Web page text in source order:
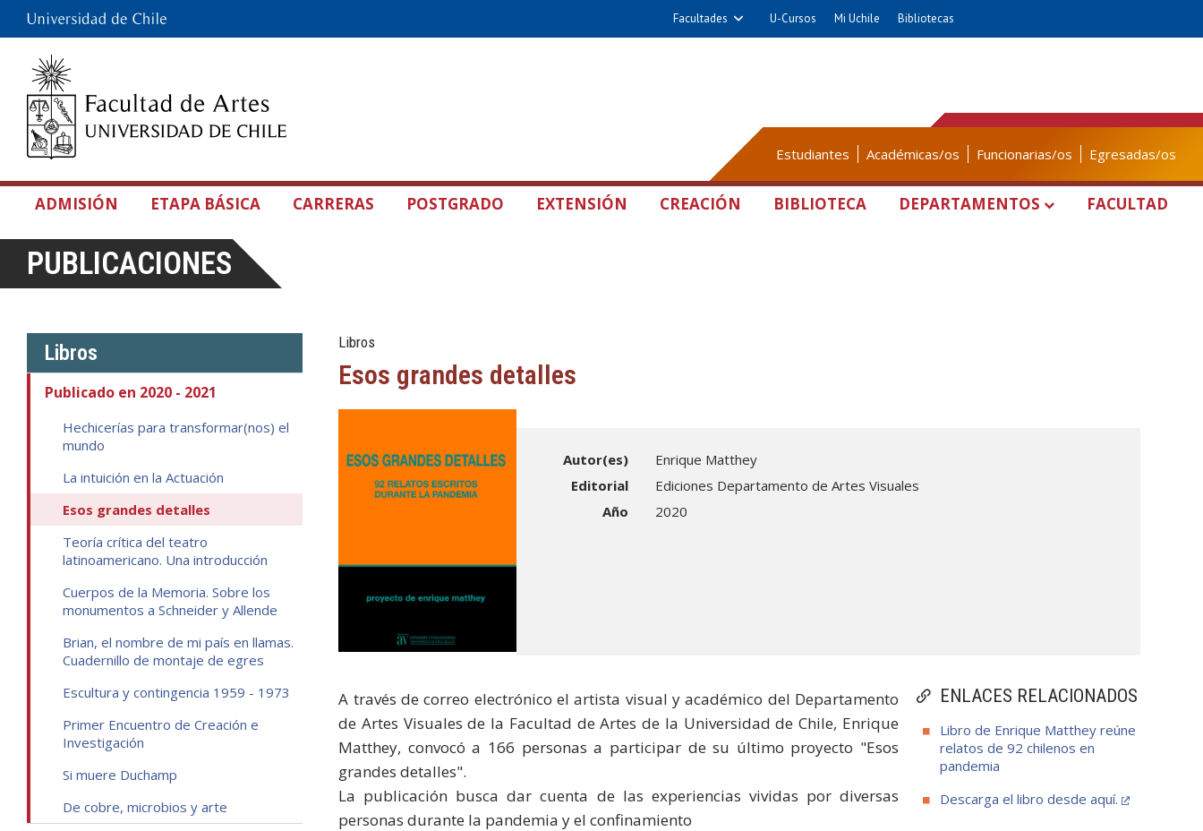
Facultades U-Cursos Mi Uchile Bibliotecas
Estudiantes Académicas/os Funcionarias/os Egresadas/os
ADMISIÓN ETAPA BÁSICA CARRERAS POSTGRADO EXTENSIÓN CREACIÓN BIBLIOTECA DEPARTAMENTOS FACULTAD
PUBLICACIONES
Libros
Publicado en 2020 - 2021
Hechicerías para transformar(nos) el
mundo
La intuición en la Actuación
Esos grandes detalles
Teoría crítica del teatro
latinoamericano. Una introducción
Cuerpos de la Memoria. Sobre los
monumentos a Schneider y Allende
Brian, el nombre de mi país en llamas.
Cuadernillo de montaje de egres
Escultura y contingencia 1959 - 1973
Primer Encuentro de Creación e
Investigación
Si muere Duchamp
De cobre, microbios y arte
Libros
Esos grandes detalles
Autor(es)
Enrique Matthey
Editorial
Ediciones Departamento de Artes Visuales
Año
2020
ENLACES RELACIONADOS
Libro de Enrique Matthey reúne
relatos de 92 chilenos en
pandemia
Descarga el libro desde aquí.
A través de correo electrónico el artista visual y académico del Departamento
de Artes Visuales de la Facultad de Artes de la Universidad de Chile, Enrique
Matthey, convocó a 166 personas a participar de su último proyecto "Esos
grandes detalles".
La publicación busca dar cuenta de las experiencias vividas por diversas
personas durante la pandemia y el confinamiento